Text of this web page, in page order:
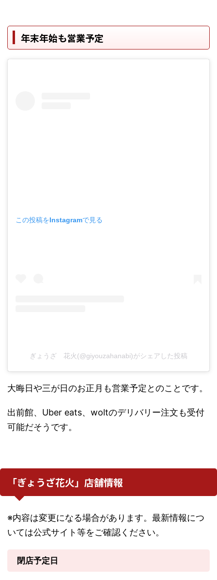
年末年始も営業予定
この投稿をInstagramで見る
ぎょうざ 花火(@giyouzahanabi)がシェアした投稿
大晦日や三が日のお正月も営業予定とのことです。
出前館、Uber eats、woltのデリバリー注文も受付
可能だそうです。
「ぎょうざ花火」店舗情報
※内容は変更になる場合があります。最新情報につ
いては公式サイト等をご確認ください。
閉店予定日